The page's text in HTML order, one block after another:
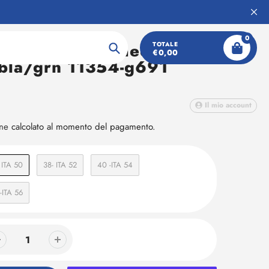
Ricerca
TOTALE
€0,00
0
Il mio account
SPEEDO eco medley
grn 11354-g691
calcolato al momento del pagamento.
50 38- ITA 52 40 -ITA 54
56